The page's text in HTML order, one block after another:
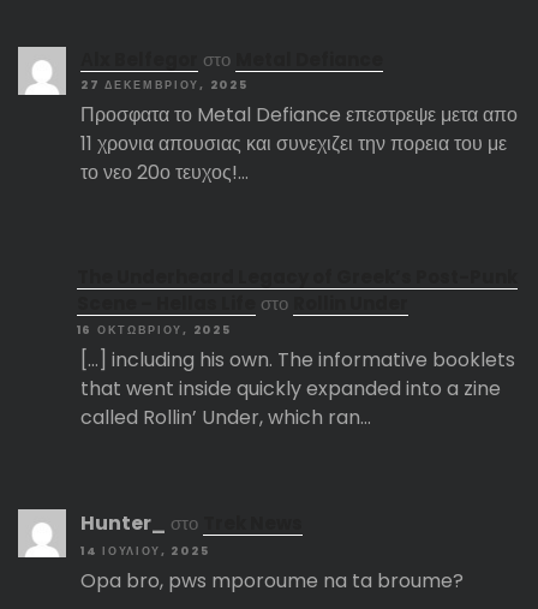
στο
27 ΔΕΚΕΜΒΡΊΟΥ, 2025
Προσφατα το Metal Defiance επεστρεψε μετα απο
11 χρονια απουσιας και συνεχιζει την πορεια του με
το νεο 20ο τευχος!…
στο
16 ΟΚΤΩΒΡΊΟΥ, 2025
[…] including his own. The informative booklets
that went inside quickly expanded into a zine
called Rollin’ Under, which ran…
Hunter_ στο
14 ΙΟΥΛΊΟΥ, 2025
Opa bro, pws mporoume na ta broume?